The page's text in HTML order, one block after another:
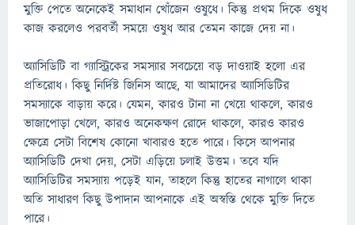
মুক্তি পেতে অনেকেই সমাধান খোঁজেন ওষুধে। কিন্তু প্রথম দিকে ওষুধ
কাজ করলেও পরবর্তী সময়ে ওষুধ আর তেমন কাজে দেয় না।
অ্যাসিডিটি বা গ্যাস্ট্রিকের সমস্যার সবচেয়ে বড় দাওয়াই হলো এর
প্রতিরোধ। কিছু নির্দিষ্ট জিনিস আছে, যা আমাদের অ্যাসিডিটির
সমস্যাকে বাড়ায় করে। যেমন, কারও টানা না খেয়ে থাকলে, কারও
ভাজাপোড়া খেলে, কারও অনেকক্ষণ রোদে থাকলে, কারও কারও
ক্ষেত্রে সেটা বিশেষ কোনো খাবারও হতে পারে। কিসে আপনার
অ্যাসিডিটি দেখা দেয়, সেটা এড়িয়ে চলাই উত্তম। তবে যদি
অ্যাসিডিটির সমস্যায় পড়েই যান, তাহলে কিন্তু হাতের নাগালে থাকা
অতি সাধারণ কিছু উপাদান আপনাকে এই অস্বস্তি থেকে মুক্তি দিতে
পারে।